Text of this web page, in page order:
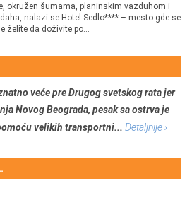
okružen šumama, planinskim vazduhom i
nalazi se Hotel Sedlo**** – mesto gde se
želite da doživite po...
veće pre Drugog svetskog rata jer
Novog Beograda, pesak sa ostrva je
velikih transportni... Detaljnije ›